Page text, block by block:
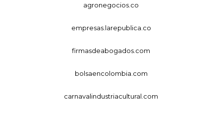
agronegocios.co
empresas.larepublica.co
firmasdeabogados.com
bolsaencolombia.com
carnavalindustriacultural.com